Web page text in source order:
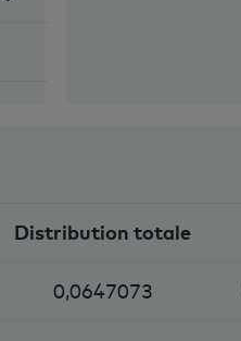
Distribution totale
0,0647073